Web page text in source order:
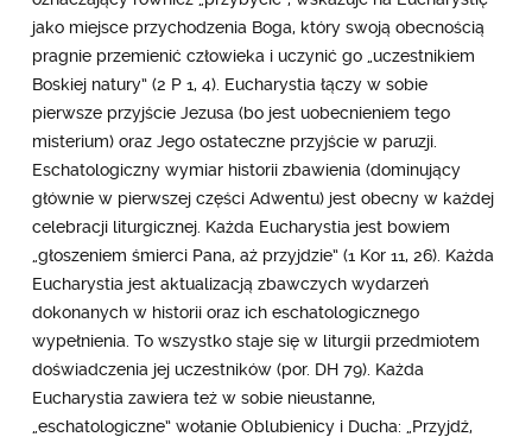
jako miejsce przychodzenia Boga, który swoją obecnością
pragnie przemienić człowieka i uczynić go „uczestnikiem
Boskiej natury” (2 P 1, 4). Eucharystia łączy w sobie
pierwsze przyjście Jezusa (bo jest uobecnieniem tego
misterium) oraz Jego ostateczne przyjście w paruzji.
Eschatologiczny wymiar historii zbawienia (dominujący
głównie w pierwszej części Adwentu) jest obecny w każdej
celebracji liturgicznej. Każda Eucharystia jest bowiem
„głoszeniem śmierci Pana, aż przyjdzie” (1 Kor 11, 26). Każda
Eucharystia jest aktualizacją zbawczych wydarzeń
dokonanych w historii oraz ich eschatologicznego
wypełnienia. To wszystko staje się w liturgii przedmiotem
doświadczenia jej uczestników (por. DH 79). Każda
Eucharystia zawiera też w sobie nieustanne,
„eschatologiczne” wołanie Oblubienicy i Ducha: „Przyjdź,